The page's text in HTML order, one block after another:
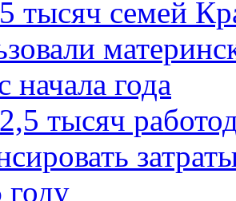
тысяч семей
начала года
тысяч
году